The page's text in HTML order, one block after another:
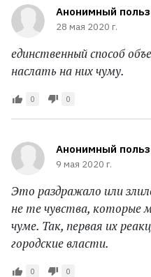
Анонимный
28 мая 2020 г.
единственный способ
наслать на них чуму.
0 0
Анонимный
9 мая 2020 г.
Это раздражало или
не те чувства, которые
чуме. Так, первая их
городские власти.
0 0